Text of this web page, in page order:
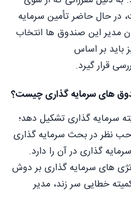
در حال حاضر تأمین سرمایه
مدیر این صندوق ها انتخاب
باید بر اساس
قرار گیرد.
های سرمایه گذاری چیست؟
سرمایه گذاری تشکیل دهد؛
نظر در بحث سرمایه گذاری
گذاری در آن را دارد.
های سرمایه گذاری بر دوش
خطایی سر زند، مدیر